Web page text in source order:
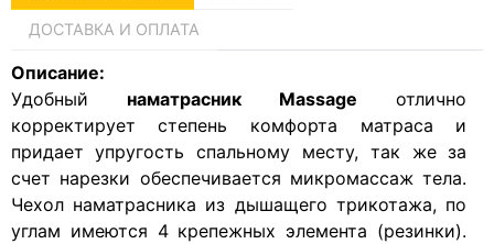
ДОСТАВКА И ОПЛАТА
Описание:
Удобный наматрасник Massage отлично
корректирует степень комфорта матраса и
придает упругость спальному месту, так же за
счет нарезки обеспечивается микромассаж тела.
Чехол наматрасника из дышащего трикотажа, по
углам имеются 4 крепежных элемента (резинки).